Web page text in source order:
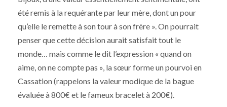
été remis à la requérante par leur mère, dont un pour
qu’elle le remette à son tour à son frère ». On pourrait
penser que cette décision aurait satisfait tout le
monde… mais comme le dit l’expression « quand on
aime, on ne compte pas », la sœur forme un pourvoi en
Cassation (rappelons la valeur modique de la bague
évaluée à 800€ et le fameux bracelet à 200€).